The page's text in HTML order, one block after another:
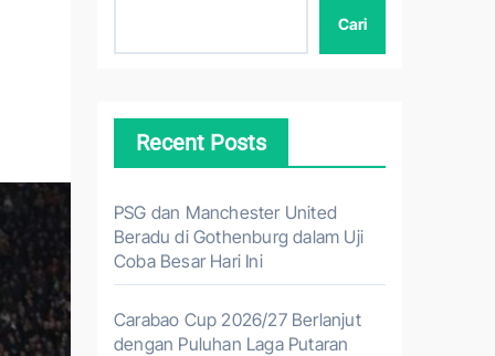
Cari
Recent Posts
PSG dan Manchester United
Beradu di Gothenburg dalam Uji
Coba Besar Hari Ini
Carabao Cup 2026/27 Berlanjut
dengan Puluhan Laga Putaran